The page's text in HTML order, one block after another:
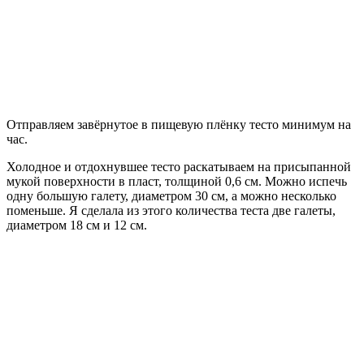
Отправляем завёрнутое в пищевую плёнку тесто минимум на
час.
Холодное и отдохнувшее тесто раскатываем на присыпанной
мукой поверхности в пласт, толщиной 0,6 см. Можно испечь
одну большую галету, диаметром 30 см, а можно несколько
поменьше. Я сделала из этого количества теста две галеты,
диаметром 18 см и 12 см.